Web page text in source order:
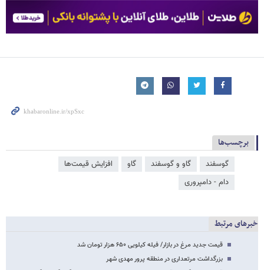
برچسب‌ها
گوسفند گاو و گوسفند گاو
افزایش قیمت‌ها
دام - دامپروری
خبرهای مرتبط
قیمت جدید مرغ در بازار/ فیله کیلویی ۶۵۰ هزار تومان شد
بزرگداشت مرتعداری در منطقه پرور مهدی شهر